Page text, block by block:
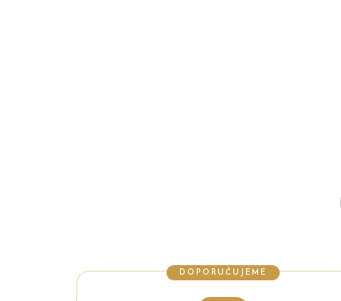
DOPORUČUJEME